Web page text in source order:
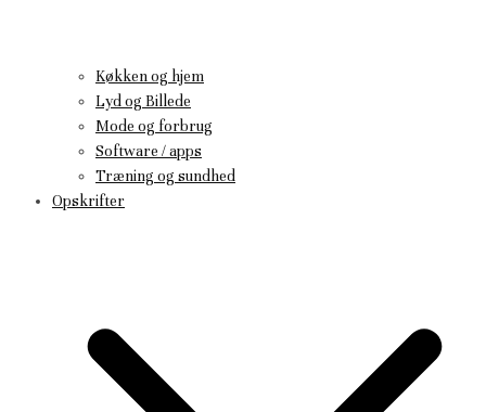
Køkken og hjem
Lyd og Billede
Mode og forbrug
Software / apps
Træning og sundhed
Opskrifter